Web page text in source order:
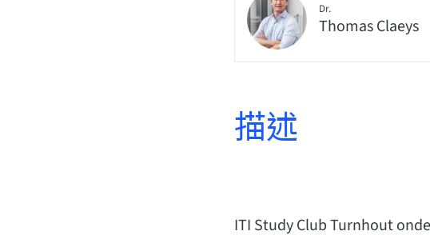
Dr.
Thomas Claeys
描述
ITI Study Club Turnhout